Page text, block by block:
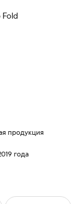
Fold
продукция
года